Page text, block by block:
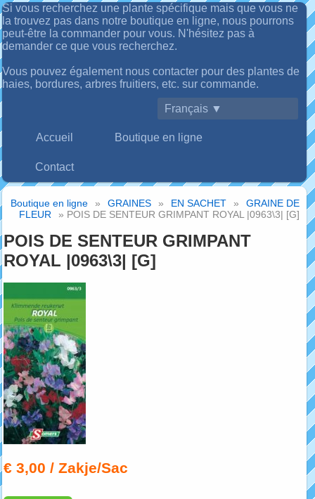
Si vous recherchez une plante spécifique mais que vous ne
la trouvez pas dans notre boutique en ligne, nous pourrons
peut-être la commander pour vous. N'hésitez pas à
demander ce que vous recherchez.
Vous pouvez également nous contacter pour des plantes de
haies, bordures, arbres fruitiers, etc. sur commande.
Français ▼
Accueil Boutique en ligne
Contact
Boutique en ligne » GRAINES » EN SACHET »
GRAINE DE
FLEUR
» POIS DE SENTEUR GRIMPANT ROYAL |0963\3| [G]
POIS DE SENTEUR GRIMPANT
ROYAL |0963\3| [G]
€ 3,00 / Zakje/Sac